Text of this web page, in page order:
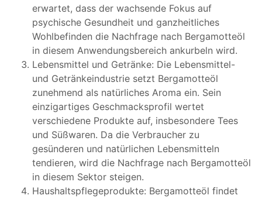
erwartet, dass der wachsende Fokus auf
psychische Gesundheit und ganzheitliches
Wohlbefinden die Nachfrage nach Bergamotteöl
in diesem Anwendungsbereich ankurbeln wird.
Lebensmittel und Getränke: Die Lebensmittel-
und Getränkeindustrie setzt Bergamotteöl
zunehmend als natürliches Aroma ein. Sein
einzigartiges Geschmacksprofil wertet
verschiedene Produkte auf, insbesondere Tees
und Süßwaren. Da die Verbraucher zu
gesünderen und natürlichen Lebensmitteln
tendieren, wird die Nachfrage nach Bergamotteöl
in diesem Sektor steigen.
Haushaltspflegeprodukte: Bergamotteöl findet